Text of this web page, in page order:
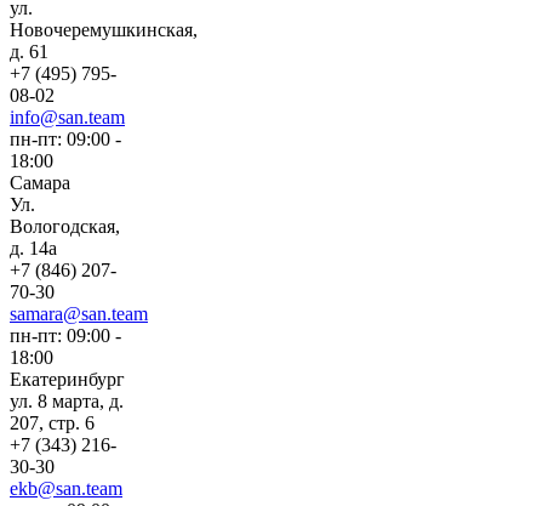
ул.
Новочеремушкинская,
д. 61
+7 (495) 795-
08-02
info@san.team
пн-пт: 09:00 -
18:00
Самара
Ул.
Вологодская,
д. 14а
+7 (846) 207-
70-30
samara@san.team
пн-пт: 09:00 -
18:00
Екатеринбург
ул. 8 марта, д.
207, стр. 6
+7 (343) 216-
30-30
ekb@san.team